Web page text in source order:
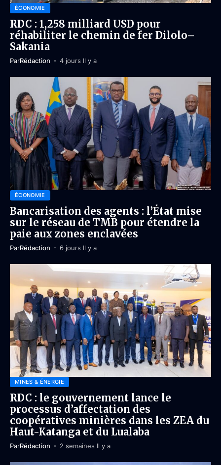
ÉCONOMIE
RDC : 1,258 milliard USD pour
réhabiliter le chemin de fer Dilolo–
Sakania
ParRédaction 4 jours Il y a
ÉCONOMIE
Bancarisation des agents : l’État mise
sur le réseau de TMB pour étendre la
paie aux zones enclavées
ParRédaction 6 jours Il y a
MINES & ÉNERGIE
RDC : le gouvernement lance le
processus d’affectation des
coopératives minières dans les ZEA du
Haut-Katanga et du Lualaba
ParRédaction 2 semaines Il y a